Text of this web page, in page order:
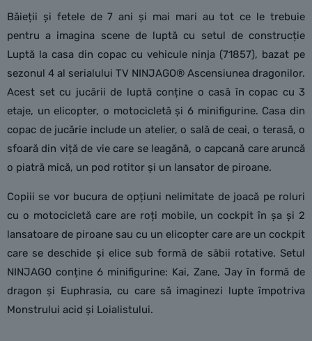
Băieții și fetele de 7 ani și mai mari au tot ce le trebuie
pentru a imagina scene de luptă cu setul de construcție
Luptă la casa din copac cu vehicule ninja (71857), bazat pe
sezonul 4 al serialului TV NINJAGO® Ascensiunea dragonilor.
Acest set cu jucării de luptă conține o casă în copac cu 3
etaje, un elicopter, o motocicletă și 6 minifigurine. Casa din
copac de jucărie include un atelier, o sală de ceai, o terasă, o
sfoară din viță de vie care se leagănă, o capcană care aruncă
o piatră mică, un pod rotitor și un lansator de piroane.
Copiii se vor bucura de opțiuni nelimitate de joacă pe roluri
cu o motocicletă care are roți mobile, un cockpit în șa și 2
lansatoare de piroane sau cu un elicopter care are un cockpit
care se deschide și elice sub formă de săbii rotative. Setul
NINJAGO conține 6 minifigurine: Kai, Zane, Jay în formă de
dragon și Euphrasia, cu care să imaginezi lupte împotriva
Monstrului acid și Loialistului.